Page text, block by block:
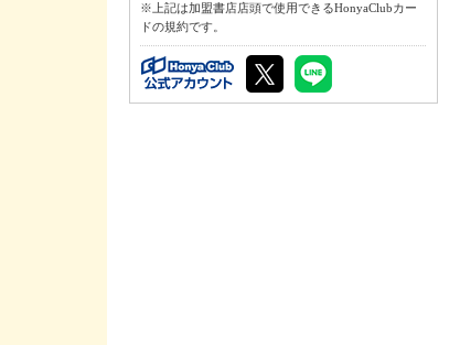
※上記は加盟書店店頭で使用できるHonyaClubカー
ドの規約です。